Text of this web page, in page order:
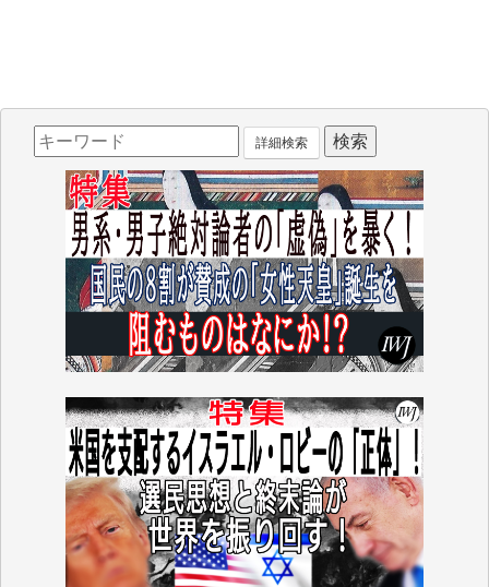
詳細検索